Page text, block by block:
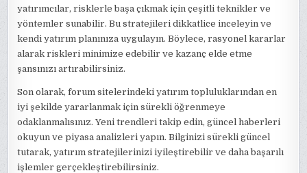
yatırımcılar, risklerle başa çıkmak için çeşitli teknikler ve
yöntemler sunabilir. Bu stratejileri dikkatlice inceleyin ve
kendi yatırım planınıza uygulayın. Böylece, rasyonel kararlar
alarak riskleri minimize edebilir ve kazanç elde etme
şansınızı artırabilirsiniz.
Son olarak, forum sitelerindeki yatırım topluluklarından en
iyi şekilde yararlanmak için sürekli öğrenmeye
odaklanmalısınız. Yeni trendleri takip edin, güncel haberleri
okuyun ve piyasa analizleri yapın. Bilginizi sürekli güncel
tutarak, yatırım stratejilerinizi iyileştirebilir ve daha başarılı
işlemler gerçekleştirebilirsiniz.